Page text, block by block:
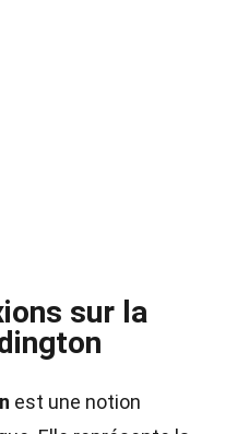
sur la
est une notion